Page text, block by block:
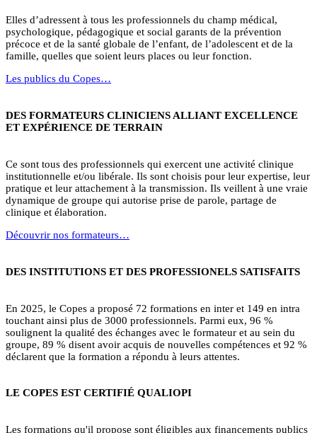
Elles d’adressent à tous les professionnels du champ médical,
psychologique, pédagogique et social garants de la prévention
précoce et de la santé globale de l’enfant, de l’adolescent et de la
famille, quelles que soient leurs places ou leur fonction.
Les publics du Copes…
DES FORMATEURS CLINICIENS ALLIANT EXCELLENCE
ET EXPÉRIENCE DE TERRAIN
Ce sont tous des professionnels qui exercent une activité clinique
institutionnelle et/ou libérale. Ils sont choisis pour leur expertise, leur
pratique et leur attachement à la transmission. Ils veillent à une vraie
dynamique de groupe qui autorise prise de parole, partage de
clinique et élaboration.
Découvrir nos formateurs…
DES INSTITUTIONS ET DES PROFESSIONELS SATISFAITS
En 2025, le Copes a proposé 72 formations en inter et 149 en intra
touchant ainsi plus de 3000 professionnels. Parmi eux, 96 %
soulignent la qualité des échanges avec le formateur et au sein du
groupe, 89 % disent avoir acquis de nouvelles compétences et 92 %
déclarent que la formation a répondu à leurs attentes.
LE COPES EST CERTIFIÉ QUALIOPI
Les formations qu'il propose sont éligibles aux financements publics